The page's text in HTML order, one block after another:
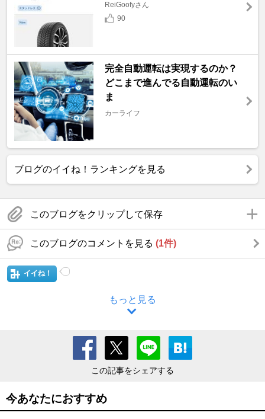
ReiGoofyさん
90
完全自動運転は実現するのか？
どこまで進んでる自動運転のい
ま
カーライフ
ブログのイイね！ランキングを見る
このブログをクリップして保存
このブログのコメントを見る (1件)
イイね！
もっと見る
この記事をシェアする
今あなたにおすすめ